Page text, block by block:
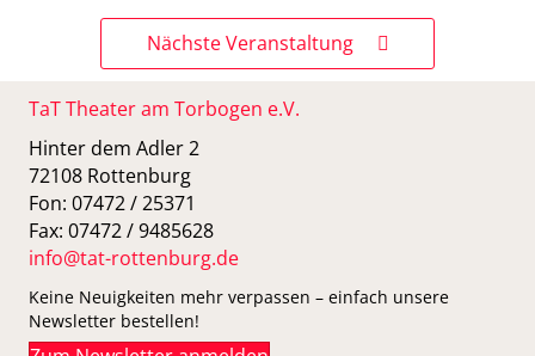
Nächste Veranstaltung
TaT Theater am Torbogen e.V.
Hinter dem Adler 2
72108 Rottenburg
Fon: 07472 / 25371
Fax: 07472 / 9485628
info@tat-rottenburg.de
Keine Neuigkeiten mehr verpassen – einfach unsere
Newsletter bestellen!